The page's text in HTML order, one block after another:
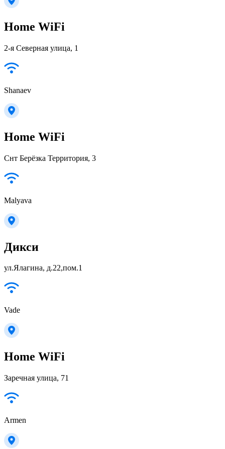
Home WiFi
2-я Северная улица, 1
Shanaev
Home WiFi
Снт Берёзка Территория, 3
Malyava
Дикси
ул.Ялагина, д.22,пом.1
Vade
Home WiFi
Заречная улица, 71
Armen